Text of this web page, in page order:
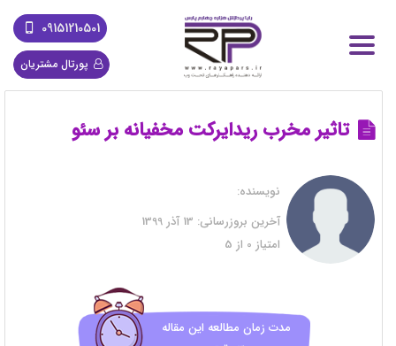
09151210501
پورتال مشتریان
تاثیر مخرب ریدایرکت مخفیانه بر سئو
نویسنده:
آخرین بروزرسانی:
امتیاز 0 از 5
مدت زمان مطالعه این مقاله